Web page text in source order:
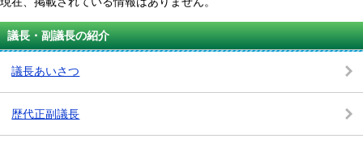
議長・副議長の紹介
議長あいさつ
歴代正副議長